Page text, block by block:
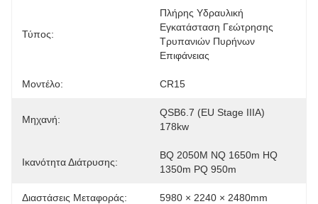
Τύπος:
Πλήρης Υδραυλική
Εγκατάσταση Γεώτρησης
Τρυπανιών Πυρήνων
Επιφάνειας
Μοντέλο: CR15
Μηχανή:
QSB6.7 (EU Stage IIIA)
178kw
Ικανότητα Διάτρυσης:
BQ 2050M NQ 1650m HQ
1350m PQ 950m
Διαστάσεις Μεταφοράς: 5980 × 2240 × 2480mm